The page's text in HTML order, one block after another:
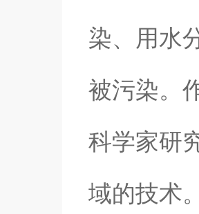
染、用水
被污染。
科学家研
域的技术